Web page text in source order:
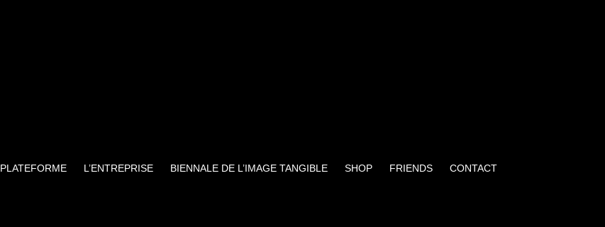
PLATEFORME L’ENTREPRISE BIENNALE DE L’IMAGE TANGIBLE SHOP FRIENDS CONTACT